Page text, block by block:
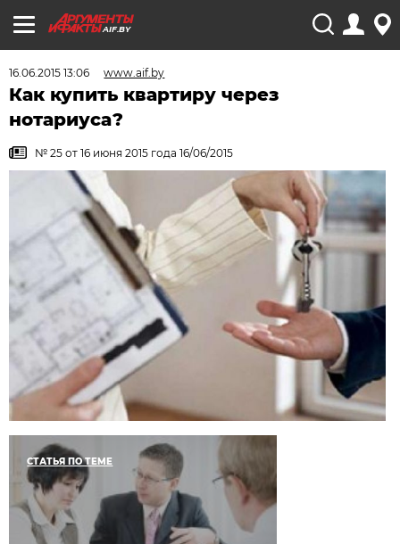
AIF.BY
16.06.2015 13:06 www.aif.by
Как купить квартиру через
нотариуса?
№ 25 от 16 июня 2015 года 16/06/2015
СТАТЬЯ ПО ТЕМЕ